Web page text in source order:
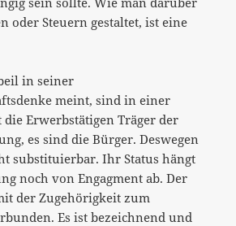
oder Steuern gestaltet, ist eine
in seiner
meint, sind in einer
Erwerbstätigen Träger der
es sind die Bürger. Deswegen
substituierbar. Ihr Status hängt
noch von Engagment ab. Der
der Zugehörigkeit zum
Es ist bezeichnend und